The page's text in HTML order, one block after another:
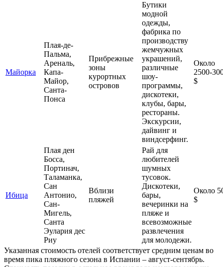
Майорка
Плая-де-
Пальма,
Ареналь,
Капа-
Майор,
Санта-
Понса
Прибрежные
зоны
курортных
островов
Бутики
модной
одежды,
фабрика по
производству
жемчужных
украшений,
различные
шоу-
программы,
дискотеки,
клубы, бары,
рестораны.
Экскурсии,
дайвинг и
виндсерфинг.
Около
2500-
$
Ибица
Плая ден
Босса,
Портинач,
Таламанка,
Сан
Антонио,
Сан-
Мигель,
Санта
Эулария дес
Риу
Вблизи
пляжей
Рай для
любителей
шумных
тусовок.
Дискотеки,
бары,
вечеринки на
пляже и
всевозможные
развлечения
для молодежи.
Около
$
Указанная стоимость отелей соответствует средним ценам во
время пика пляжного сезона в Испании – август-сентябрь.